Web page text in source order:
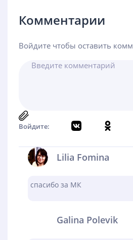
Комментарии
Войдите чтобы оставить
Войдите:
Lilia Fomina
спасибо за МК
Galina Polevik